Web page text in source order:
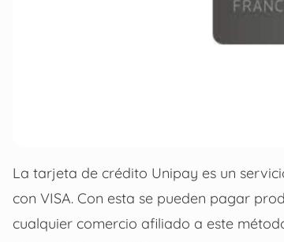
La tarjeta de crédito Unipay es un
con VISA. Con esta se pueden pagar
cualquier comercio afiliado a este